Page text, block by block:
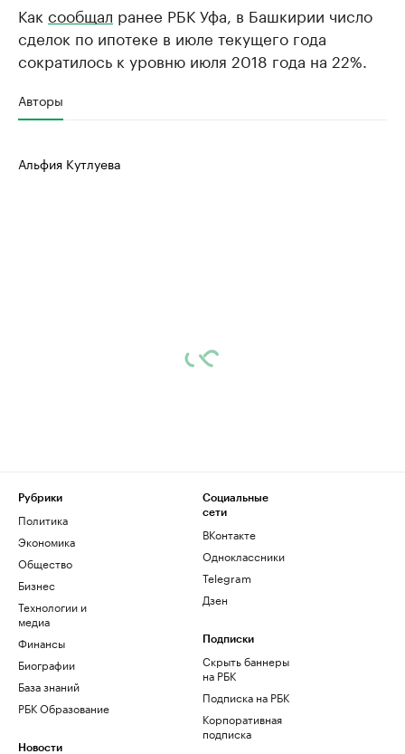
Как сообщал ранее РБК Уфа, в Башкирии число
сделок по ипотеке в июле текущего года
сократилось к уровню июля 2018 года на 22%.
Авторы
Альфия Кутлуева
Рубрики
Политика
Экономика
Общество
Бизнес
Технологии и
медиа
Финансы
Биографии
База знаний
РБК Образование
Новости
Социальные
сети
ВКонтакте
Одноклассники
Telegram
Дзен
Подписки
Скрыть баннеры
на РБК
Подписка на РБК
Корпоративная
подписка